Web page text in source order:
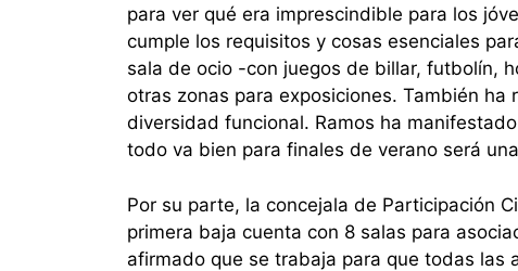
para ver qué era imprescindible para los
cumple los requisitos y cosas esenciales
sala de ocio -con juegos de billar, futbolín,
otras zonas para exposiciones. También
diversidad funcional. Ramos ha
todo va bien para finales de verano será
Por su parte, la concejala de Participación
primera baja cuenta con 8 salas para
afirmado que se trabaja para que todas las